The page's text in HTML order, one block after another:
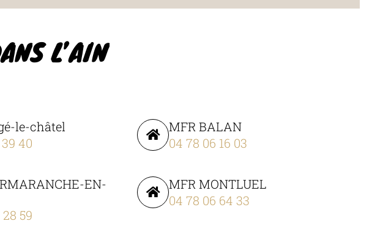
L’AIN
le-châtel
40
MFR BALAN
04 78 06 16 03
EN-
59
MFR MONTLUEL
04 78 06 64 33